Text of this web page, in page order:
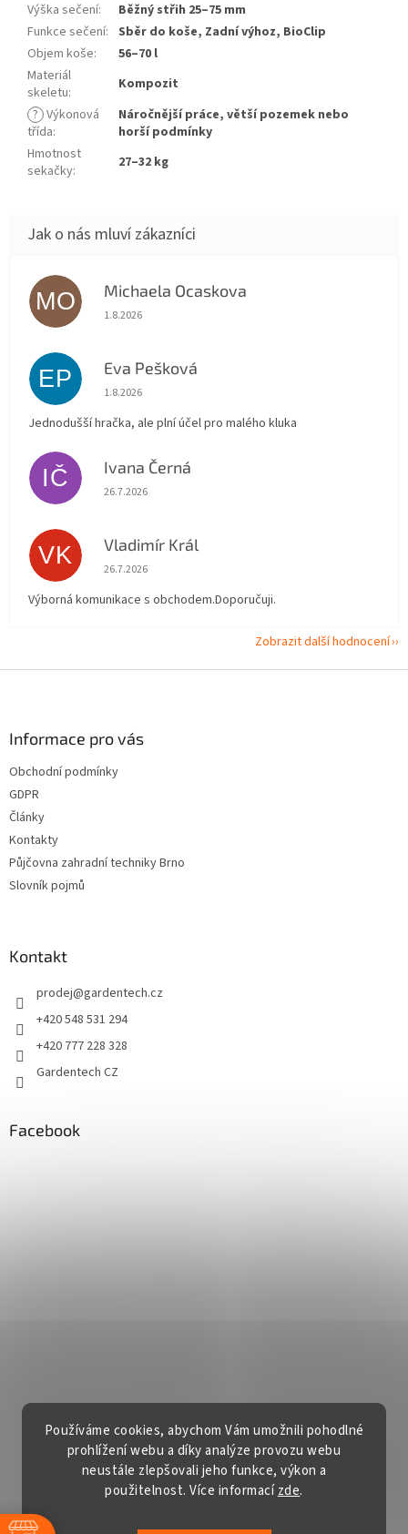
Používáme cookies, abychom Vám umožnili pohodlné
prohlížení webu a díky analýze provozu webu
neustále zlepšovali jeho funkce, výkon a
použitelnost. Více informacízde.
Výška sečení:
Běžný střih 25–75 mm
Funkce sečení: Sběr do koše, Zadní výhoz, BioClip
Objem koše:
56–70 l
Materiál
skeletu:
Kompozit
? Výkonová
třída:
Náročnější práce, větší pozemek nebo
horší podmínky
Hmotnost
sekačky: 27–32 kg
MO Michaela Ocaskova
Hodnocení obchodu je 5 z 5 hvězdiček.
1.8.2026
EP Eva Pešková
Hodnocení obchodu je 5 z 5 hvězdiček.
1.8.2026
Jednodušší hračka, ale plní účel pro malého kluka
IČ Ivana Černá
Hodnocení obchodu je 5 z 5 hvězdiček.
26.7.2026
VK Vladimír Král
Hodnocení obchodu je 5 z 5 hvězdiček.
26.7.2026
Výborná komunikace s obchodem.Doporučuji.
Zobrazit další hodnocení
Informace pro vás
Obchodní podmínky
GDPR
Články
Kontakty
Půjčovna zahradní techniky Brno
Slovník pojmů
Kontakt
prodej@gardentech.cz
+420 548 531 294
+420 777 228 328
Gardentech CZ
Facebook
Vytvořil Shoptet